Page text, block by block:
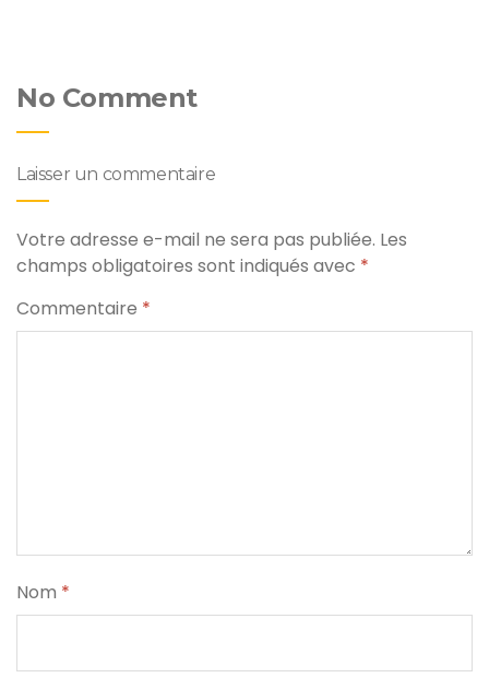
No Comment
Laisser un commentaire
Votre adresse e-mail ne sera pas publiée. Les
champs obligatoires sont indiqués avec *
Commentaire *
Nom *